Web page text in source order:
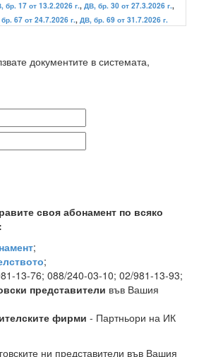
бр. 17 от 13.2.2026 г., ДВ, бр. 30 от 27.3.2026 г.,
67 от 24.7.2026 г., ДВ, бр. 69 от 31.7.2026 г.
документите в системата,
своя абонамент по всяко
;
;
13-76; 088/240-03-10; 02/981-13-93;
представители във Вашия
фирми - Партньори на ИК
ни представители във Вашия